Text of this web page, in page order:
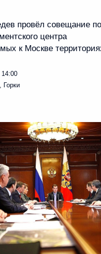
провёл совещание
центра
к Москве
14:00
Горки